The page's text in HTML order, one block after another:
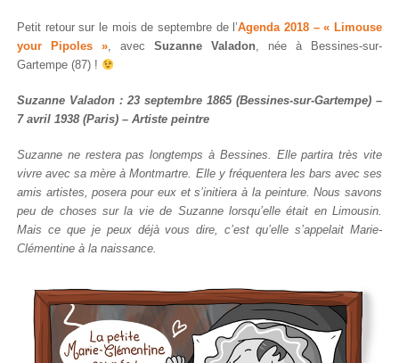
Petit retour sur le mois de septembre de l’Agenda 2018 – « Limouse
your Pipoles », avecSuzanne Valadon, née à Bessines-sur-
Gartempe (87) !
Suzanne Valadon : 23 septembre 1865 (Bessines-sur-Gartempe) –
7 avril 1938 (Paris) – Artiste peintre
Suzanne ne restera pas longtemps à Bessines. Elle partira très vite
vivre avec sa mère à Montmartre. Elle y fréquentera les bars avec ses
amis artistes, posera pour eux et s’initiera à la peinture. Nous savons
peu de choses sur la vie de Suzanne lorsqu’elle était en Limousin.
Mais ce que je peux déjà vous dire, c’est qu’elle s’appelait Marie-
Clémentine à la naissance.